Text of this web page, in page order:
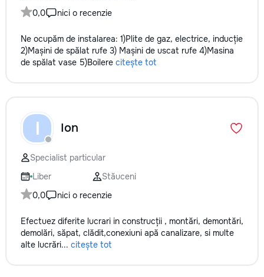
0,0
nici o recenzie
Ne ocupăm de instalarea: 1)Plite de gaz, electrice, inducție
2)Mașini de spălat rufe 3) Mașini de uscat rufe 4)Masina
de spălat vase 5)Boilere citește tot
I Ion
Specialist particular
Liber
Stăuceni
0,0
nici o recenzie
Efectuez diferite lucrari in construcții , montări, demontări,
demolări, săpat, clădit,conexiuni apă canalizare, si multe
alte lucrări... citește tot